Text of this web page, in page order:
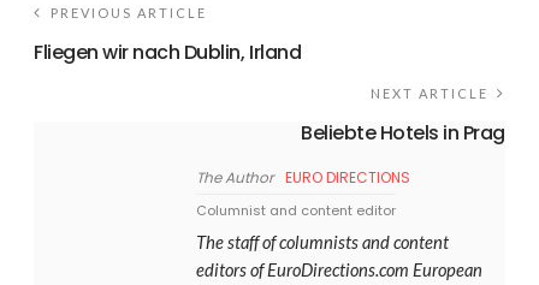
PREVIOUS ARTICLE
Fliegen wir nach Dublin, Irland
NEXT ARTICLE
Beliebte Hotels in Prag
The Author EURO DIRECTIONS
Columnist and content editor
The staff of columnists and content
editors of EuroDirections.com European